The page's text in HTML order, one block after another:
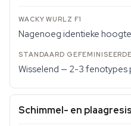
Nagenoeg identieke
Wisselend — 2-3 fenotypes
Schimmel- en